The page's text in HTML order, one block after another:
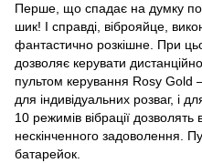
Перше, що спадає на думку
шик! І справді, віброяйце,
фантастично розкішне. При
дозволяє керувати
пультом керування Rosy Gold
для індивідуальних розваг, і
10 режимів вібрації дозволять
нескінченного задоволення.
батарейок.